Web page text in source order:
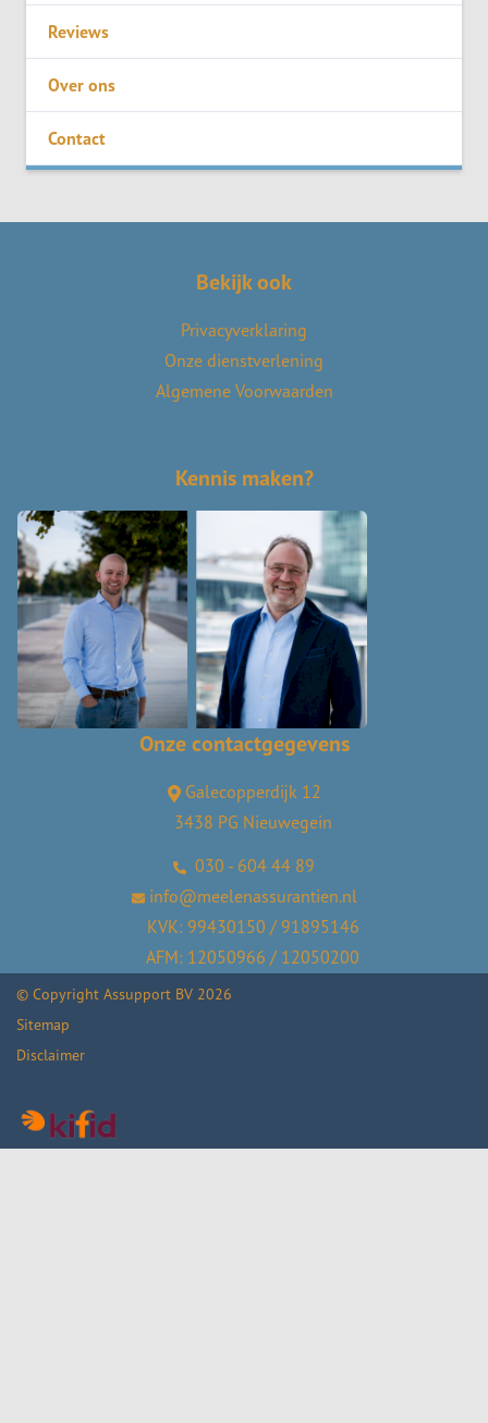
Reviews
Over ons
Contact
Bekijk ook
Privacyverklaring
Onze dienstverlening
Algemene Voorwaarden
Kennis maken?
Onze contactgegevens
Galecopperdijk 12
3438 PG Nieuwegein
030 - 604 44 89
info@meelenassurantien.nl
KVK: 99430150 / 91895146
AFM: 12050966 / 12050200
© Copyright Assupport BV 2026
Sitemap
Disclaimer